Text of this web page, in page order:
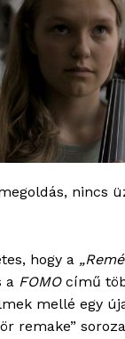
bSZ fiók
Előfizetés
Kapcsolat
nincs
hogy a
a FOMOcímű
mellé egy
remake”